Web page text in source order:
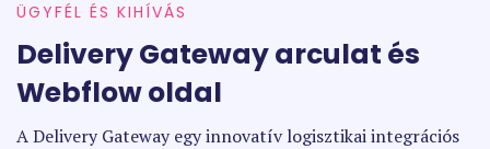
ÜGYFÉL ÉS KIHÍVÁS
Delivery Gateway arculat és
Webflow oldal
A Delivery Gateway egy innovatív logisztikai integrációs